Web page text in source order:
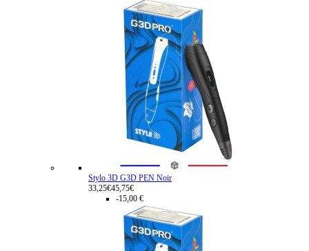
Stylo 3D G3D PEN Noir
33,25€45,75€
-15,00 €